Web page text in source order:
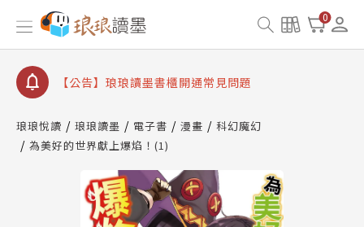
0
【公告】琅琅讀墨數位閱讀資產合併與書櫃開通申請
【公告】琅琅讀墨書櫃開通常見問題
【公告】琅琅讀墨 3 分鐘完成書櫃開通與資產合併申
請圖文教學
查詢
【公告】琅琅讀墨數位閱讀資產合併與書櫃開通申請
琅琅悅讀 琅琅讀墨 電子書 漫畫
科幻魔幻
為美好的世界獻上爆焰！(1)